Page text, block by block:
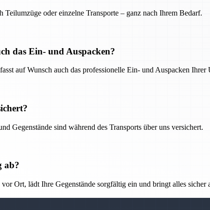
Teilumzüge oder einzelne Transporte – ganz nach Ihrem Bedarf.
das Ein- und Auspacken?
auf Wunsch auch das professionelle Ein- und Auspacken Ihrer
Gegenstände sind während des Transports über uns versichert.
ab?
Ort, lädt Ihre Gegenstände sorgfältig ein und bringt alles